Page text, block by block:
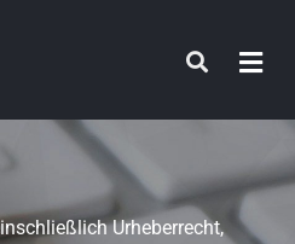
Urheberrecht,